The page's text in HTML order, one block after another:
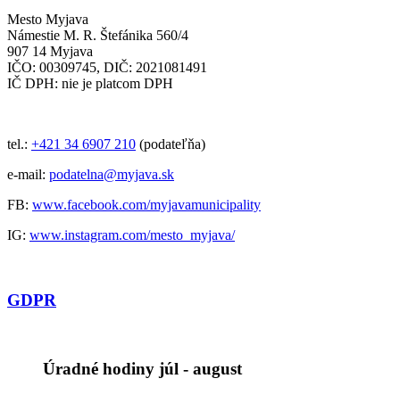
Mesto Myjava
Námestie M. R. Štefánika 560/4
907 14 Myjava
IČO: 00309745, DIČ: 2021081491
IČ DPH: nie je platcom DPH
tel.: +421 34 6907 210 (podateľňa)
e-mail: podatelna@myjava.sk
FB: www.facebook.com/myjavamunicipality
IG: www.instagram.com/mesto_myjava/
GDPR
Úradné hodiny júl - august